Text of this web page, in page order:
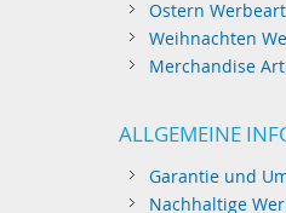
Ostern
Weihnachten
Merchandise
ALLGEMEINE
Garantie und
Nachhaltige